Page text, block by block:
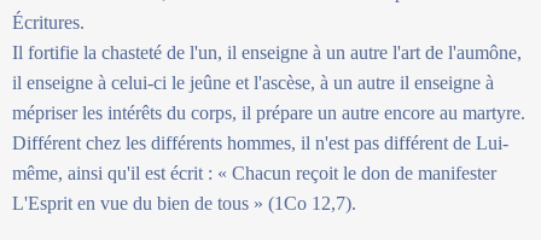
Écritures.
Il fortifie la chasteté de l'un, il enseigne à un autre l'art de l'aumône,
il enseigne à celui-ci le jeûne et l'ascèse, à un autre il enseigne à
mépriser les intérêts du corps, il prépare un autre encore au martyre.
Différent chez les différents hommes, il n'est pas différent de Lui-
même, ainsi qu'il est écrit : « Chacun reçoit le don de manifester
L'Esprit en vue du bien de tous » (1Co 12,7).